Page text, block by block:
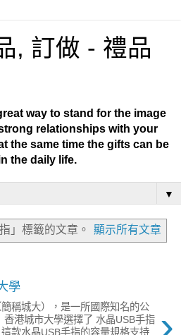
, 訂做 - 禮品
way to stand for the image
relationships with your
the same time the gifts can be
the daily life.
▼
」 標籤的文章。 顯示所有文章
學
稱城大），是一所國際知名的公
香港城市大學選擇了 水晶USB手指
款水晶USB手指的容量規格支持